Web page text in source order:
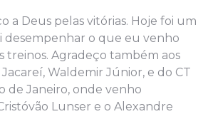
a Deus pelas vitórias. Hoje foi um
desempenhar o que eu venho
treinos. Agradeço também aos
Waldemir Júnior, e do CT
de Janeiro, onde venho
Lunser e o Alexandre